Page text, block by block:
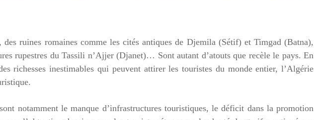
ruines romaines comme les cités antiques de Djemila (Sétif) et Timgad (Batna),
rupestres du Tassili n’Ajjer (Djanet)… Sont autant d’atouts que recèle le pays. En
richesses inestimables qui peuvent attirer les touristes du monde entier, l’Algérie
notamment le manque d’infrastructures touristiques, le déficit dans la promotion